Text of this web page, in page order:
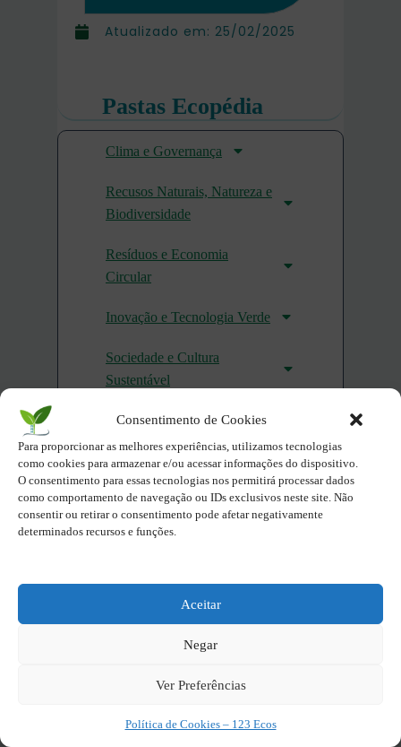
Consentimento de Cookies
Para proporcionar as melhores experiências, utilizamos tecnologias
como cookies para armazenar e/ou acessar informações do dispositivo.
O consentimento para essas tecnologias nos permitirá processar dados
como comportamento de navegação ou IDs exclusivos neste site. Não
consentir ou retirar o consentimento pode afetar negativamente
determinados recursos e funções.
Aceitar
Negar
Ver Preferências
Política de Cookies – 123 Ecos
Atualizado em: 25/02/2025
Pastas Ecopédia
Clima e Governança
Recusos Naturais, Natureza e
Biodiversidade
Resíduos e Economia
Circular
Inovação e Tecnologia Verde
Sociedade e Cultura
Sustentável
Parques Naturais do Brasil
por Estados Brasileiros
Compartilhe - Seja Eco você
também!
Deixe seu sentimento